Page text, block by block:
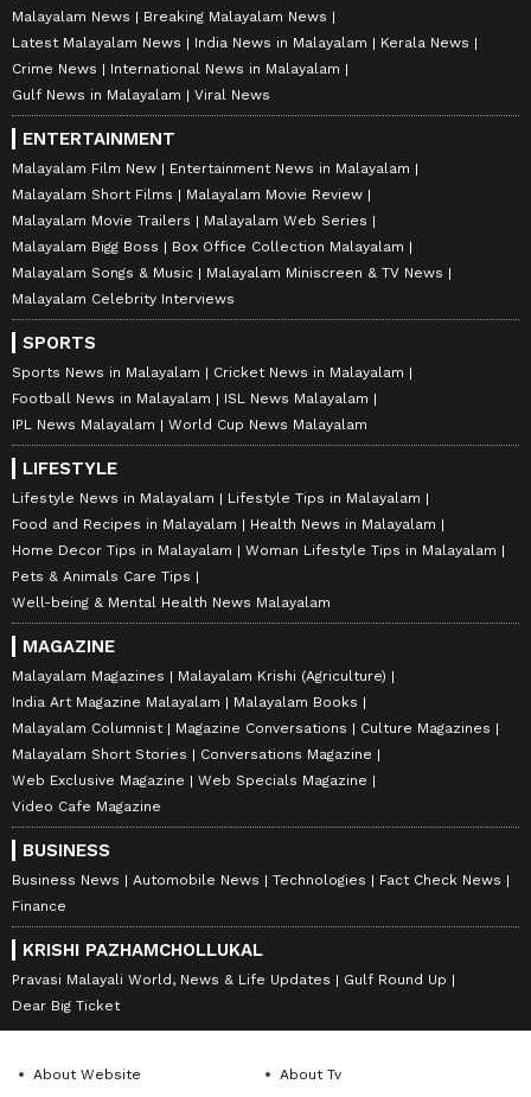
Malayalam News
Breaking Malayalam News
Latest Malayalam News
India News in Malayalam
Kerala News
Crime News
International News in Malayalam
Gulf News in Malayalam
Viral News
ENTERTAINMENT
Malayalam Film New
Entertainment News in Malayalam
Malayalam Short Films
Malayalam Movie Review
Malayalam Movie Trailers
Malayalam Web Series
Malayalam Bigg Boss
Box Office Collection Malayalam
Malayalam Songs & Music
Malayalam Miniscreen & TV News
Malayalam Celebrity Interviews
SPORTS
Sports News in Malayalam
Cricket News in Malayalam
Football News in Malayalam
ISL News Malayalam
IPL News Malayalam
World Cup News Malayalam
LIFESTYLE
Lifestyle News in Malayalam
Lifestyle Tips in Malayalam
Food and Recipes in Malayalam
Health News in Malayalam
Home Decor Tips in Malayalam
Woman Lifestyle Tips in Malayalam
Pets & Animals Care Tips
Well-being & Mental Health News Malayalam
MAGAZINE
Malayalam Magazines
Malayalam Krishi (Agriculture)
India Art Magazine Malayalam
Malayalam Books
Malayalam Columnist
Magazine Conversations
Culture Magazines
Malayalam Short Stories
Conversations Magazine
Web Exclusive Magazine
Web Specials Magazine
Video Cafe Magazine
BUSINESS
Business News Automobile News Technologies
Fact Check News
Finance
KRISHI PAZHAMCHOLLUKAL
Pravasi Malayali World, News & Life Updates
Gulf Round Up
Dear Big Ticket
About Website About Tv